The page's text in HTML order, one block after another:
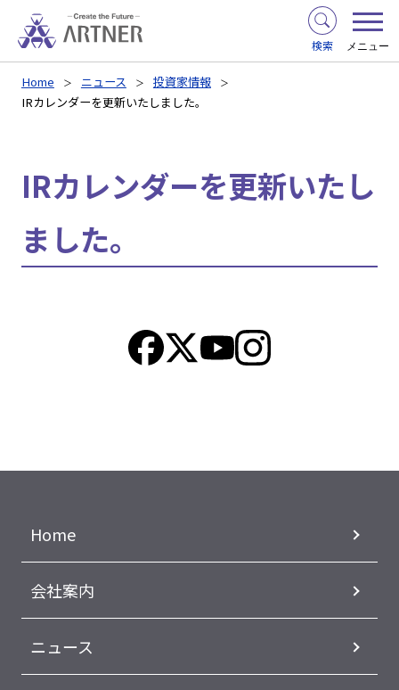
検索 メニュー
Home ニュース
投資家情報
IRカレンダーを更新いたしました。
IRカレンダーを更新いたし
ました。
Home
会社案内
ニュース